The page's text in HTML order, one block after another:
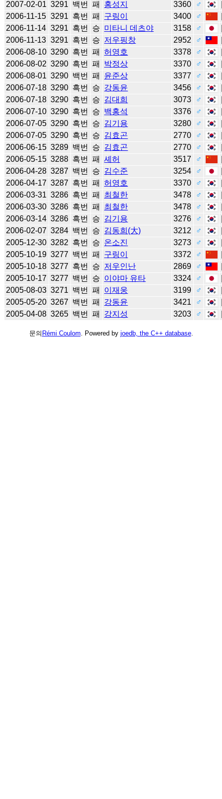
2007-02-01 3291 백번 패 홍성지 3360 ♂
2006-11-15 3291 흑번 패 구링이 3400 ♂
2006-11-14 3291 흑번 승 미타니 데츠야 3158 ♂
2006-11-13 3291 흑번 승 저우핑창 2952 ♂
2006-08-10 3290 흑번 패 허영호 3378 ♂
2006-08-02 3290 흑번 패 박정상 3370 ♂
2006-08-01 3290 백번 패 윤준상 3377 ♂
2006-07-18 3290 흑번 승 강동윤 3456 ♂
2006-07-18 3290 흑번 승 김대희 3073 ♂
2006-07-10 3290 흑번 승 백홍석 3376 ♂
2006-07-05 3290 흑번 승 김기용 3280 ♂
2006-07-05 3290 흑번 승 김효곤 2770 ♂
2006-06-15 3289 백번 승 김효곤 2770 ♂
2006-05-15 3288 흑번 패 셰허 3517 ♂
2006-04-28 3287 백번 승 김수준 3254 ♂
2006-04-17 3287 흑번 패 허영호 3370 ♂
2006-03-31 3286 흑번 패 최철한 3478 ♂
2006-03-30 3286 흑번 패 최철한 3478 ♂
2006-03-14 3286 흑번 승 김기용 3276 ♂
2006-02-07 3284 백번 승 김동희(大) 3212 ♂
2005-12-30 3282 흑번 승 온소진 3273 ♂
2005-10-19 3277 백번 패 구링이 3372 ♂
2005-10-18 3277 흑번 승 저우인난 2869 ♂
2005-10-17 3277 백번 승 이야마 유타 3324 ♂
2005-08-03 3271 백번 패 이재웅 3199 ♂
2005-05-20 3267 백번 패 강동윤 3421 ♂
2005-04-08 3265 백번 패 강지성 3203 ♂
문의 Rémi Coulom . Powered by joedb, the C++ database.